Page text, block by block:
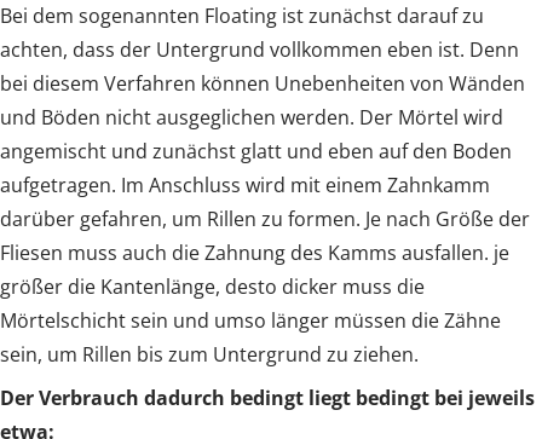
Bei dem sogenannten Floating ist zunächst darauf zu
achten, dass der Untergrund vollkommen eben ist. Denn
bei diesem Verfahren können Unebenheiten von Wänden
und Böden nicht ausgeglichen werden. Der Mörtel wird
angemischt und zunächst glatt und eben auf den Boden
aufgetragen. Im Anschluss wird mit einem Zahnkamm
darüber gefahren, um Rillen zu formen. Je nach Größe der
Fliesen muss auch die Zahnung des Kamms ausfallen. je
größer die Kantenlänge, desto dicker muss die
Mörtelschicht sein und umso länger müssen die Zähne
sein, um Rillen bis zum Untergrund zu ziehen.
Der Verbrauch dadurch bedingt liegt bedingt bei jeweils
etwa: